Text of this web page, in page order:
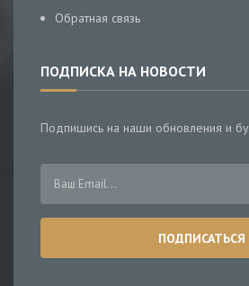
Обратная связь
ПОДПИСКА НА НОВОСТИ
Подпишись на наши обновления и